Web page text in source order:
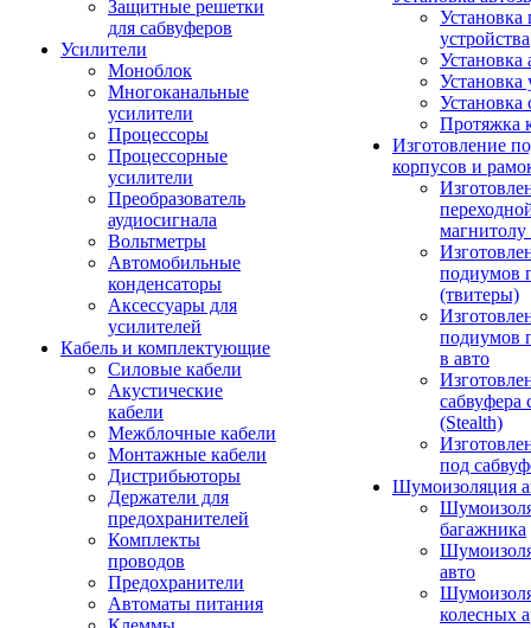
Защитные решетки
для сабвуферов
Усилители
Моноблок
Многоканальные
усилители
Процессоры
Процессорные
усилители
Преобразователь
аудиосигнала
Вольтметры
Автомобильные
конденсаторы
Аксессуары для
усилителей
Кабель и комплектующие
Силовые кабели
Акустические
кабели
Межблочные кабели
Монтажные кабели
Дистрибьюторы
Держатели для
предохранителей
Комплекты
проводов
Предохранители
Автоматы питания
Установка
устройства
Установка
Установка
Установка
Протяжка
Изготовление
корпусов и
подиумов
(твитеры)
подиумов
в авто
сабвуфера
(Stealth)
под
Шумоизоляция
багажника
авто
колесных